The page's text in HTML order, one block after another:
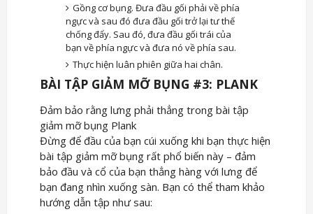
Gồng cơ bụng. Đưa đầu gối phải về phía
ngực và sau đó đưa đầu gối trở lại tư thế
chống đẩy. Sau đó, đưa đầu gối trái của
bạn về phía ngực và đưa nó về phía sau.
Thực hiện luân phiên giữa hai chân.
BÀI TẬP GIẢM MỠ BỤNG #3: PLANK
Đảm bảo rằng lưng phải thẳng trong bài tập
giảm mỡ bụng Plank
Đừng để đầu của bạn cúi xuống khi bạn thực hiện
bài tập giảm mỡ bụng rất phổ biến này – đảm
bảo đầu và cổ của bạn thẳng hàng với lưng để
bạn đang nhìn xuống sàn. Bạn có thể tham khảo
hướng dẫn tập như sau: